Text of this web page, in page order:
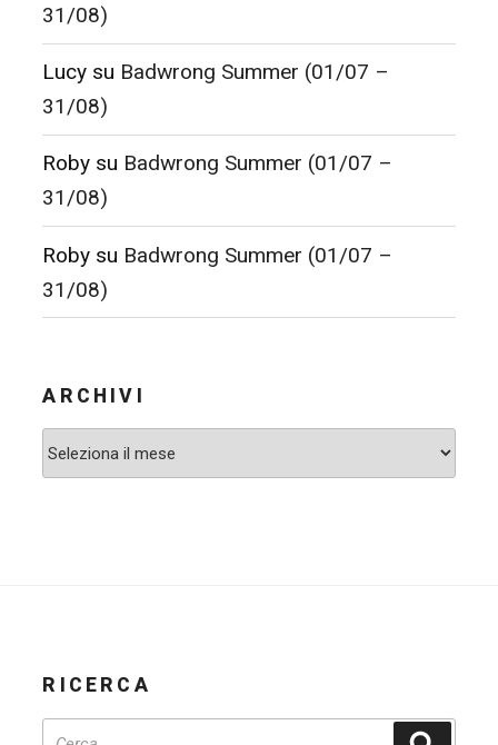
31/08)
Lucy su Badwrong Summer (01/07 –
31/08)
Roby su Badwrong Summer (01/07 –
31/08)
Roby su Badwrong Summer (01/07 –
31/08)
ARCHIVI
Archivi
RICERCA